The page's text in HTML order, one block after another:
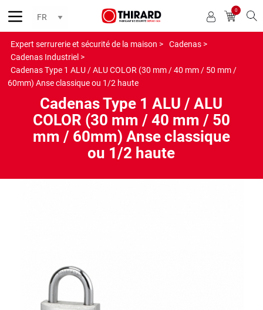
0
Expert serrurerie et sécurité de la maison >
Cadenas >
Cadenas Industriel >
Cadenas Type 1 ALU / ALU COLOR (30 mm / 40 mm / 50 mm /
60mm) Anse classique ou 1/2 haute
Cadenas Type 1 ALU / ALU
COLOR (30 mm / 40 mm / 50
mm / 60mm) Anse classique
ou 1/2 haute